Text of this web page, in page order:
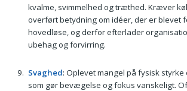
kvalme, svimmelhed og træthed. Kræver
overført betydning om idéer, der er blevet
hovedløse, og derfor efterlader
ubehag og forvirring.
Svaghed: Oplevet mangel på fysisk styrke
som gør bevægelse og fokus vanskeligt.